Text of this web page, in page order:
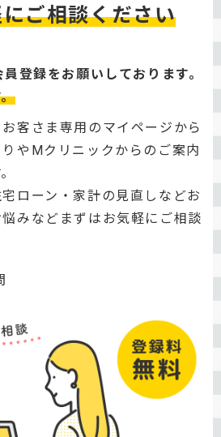
ご相談ください
登録をお願いしております。
客さま専用のマイページから
やMクリニックからのご案内
ローン・家計の見直しなどお
みなどまずはお気軽にご相談